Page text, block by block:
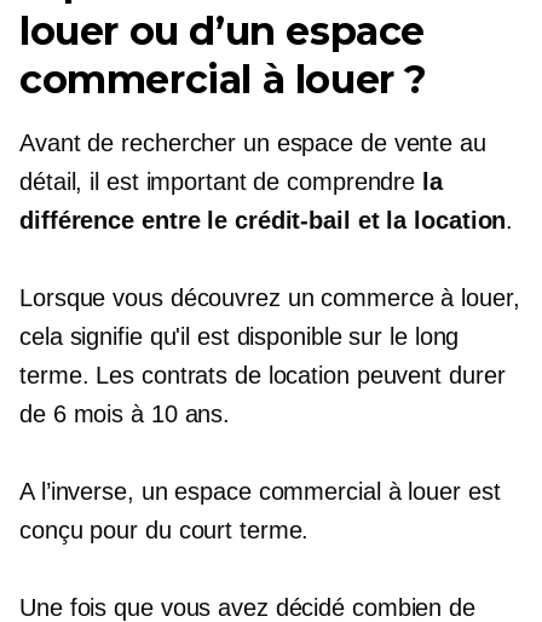
louer ou d’un espace
commercial à louer ?
Avant de rechercher un espace de vente au
détail, il est important de comprendre la
différence entre le crédit-bail et la location.
Lorsque vous découvrez un commerce à louer,
cela signifie qu'il est disponible sur le long
terme. Les contrats de location peuvent durer
de 6 mois à 10 ans.
A l’inverse, un espace commercial à louer est
conçu pour du court terme.
Une fois que vous avez décidé combien de